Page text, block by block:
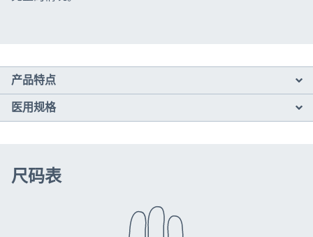
产品特点
医用规格
尺码表